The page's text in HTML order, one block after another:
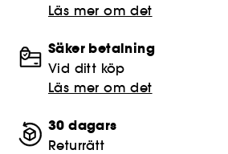
Läs mer om det
Säker betalning
Vid ditt köp
Läs mer om det
30 dagars
Returrätt